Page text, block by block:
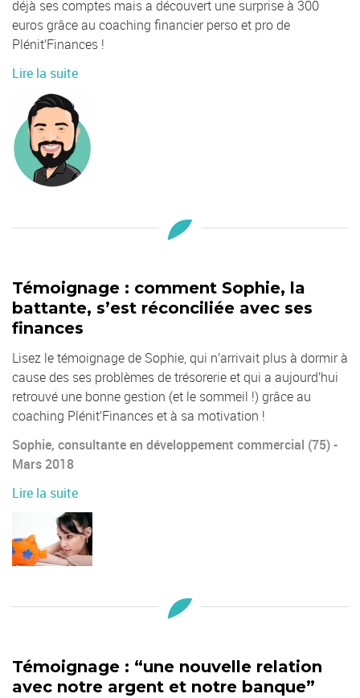
déjà ses comptes mais a découvert une surprise à 300
euros grâce au coaching financier perso et pro de
Plénit’Finances !
Lire la suite
Témoignage : comment Sophie, la
battante, s’est réconciliée avec ses
finances
Lisez le témoignage de Sophie, qui n’arrivait plus à dormir à
cause des ses problèmes de trésorerie et qui a aujourd’hui
retrouvé une bonne gestion (et le sommeil !) grâce au
coaching Plénit’Finances et à sa motivation !
Sophie, consultante en développement commercial (75) -
Mars 2018
Lire la suite
Témoignage : “une nouvelle relation
avec notre argent et notre banque”